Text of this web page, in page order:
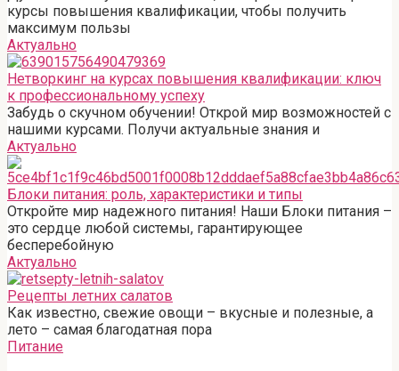
курсы повышения квалификации, чтобы получить
максимум пользы
Актуально
Нетворкинг на курсах повышения квалификации: ключ
к профессиональному успеху
Забудь о скучном обучении! Открой мир возможностей с
нашими курсами. Получи актуальные знания и
Актуально
Блоки питания: роль, характеристики и типы
Откройте мир надежного питания! Наши Блоки питания –
это сердце любой системы, гарантирующее
бесперебойную
Актуально
Рецепты летних салатов
Как известно, свежие овощи – вкусные и полезные, а
лето – самая благодатная пора
Питание